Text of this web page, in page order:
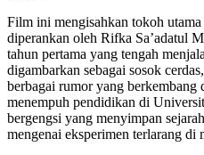
Film ini mengisahkan tokoh
diperankan oleh Rifka Sa’adatul
tahun pertama yang tengah
digambarkan sebagai sosok
berbagai rumor yang berkembang
menempuh pendidikan di
bergengsi yang menyimpan
mengenai eksperimen terlarang di